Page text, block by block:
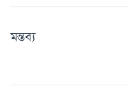
মন্তব্য